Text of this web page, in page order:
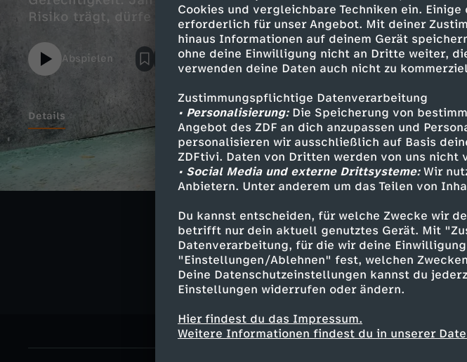
Cookies und vergleichbare Techniken ein.
erforderlich für unser Angebot. Mit deiner
hinaus Informationen auf deinem Gerät
ohne deine Einwilligung nicht an Dritte weiter,
verwenden deine Daten auch nicht zu
Zustimmungspflichtige Datenverarbeitung
• Personalisierung:Die Speicherung von
Angebot des ZDF an dich anzupassen und
personalisieren wir ausschließlich auf Basis
ZDFtivi. Daten von Dritten werden von uns nicht
• Social Media und externe Drittsysteme:Wir
Anbietern. Unter anderem um das Teilen von
Du kannst entscheiden, für welche Zwecke wir
betrifft nur dein aktuell genutztes Gerät. Mit
Datenverarbeitung, für die wir deine
"Einstellungen/Ablehnen" fest, welchen
Deine Datenschutzeinstellungen kannst du
Einstellungen widerrufen oder ändern.
Hier findest du das Impressum.
Weitere Informationen findest du in unserer
Risiko trägt, dürfe dafür vom Staat nicht bestraft werden.
Abspielen
Details
Ähnliche Inhalte entdecken
Politik Talk anregend
Eingesperrt mit Jan Fleischhauer